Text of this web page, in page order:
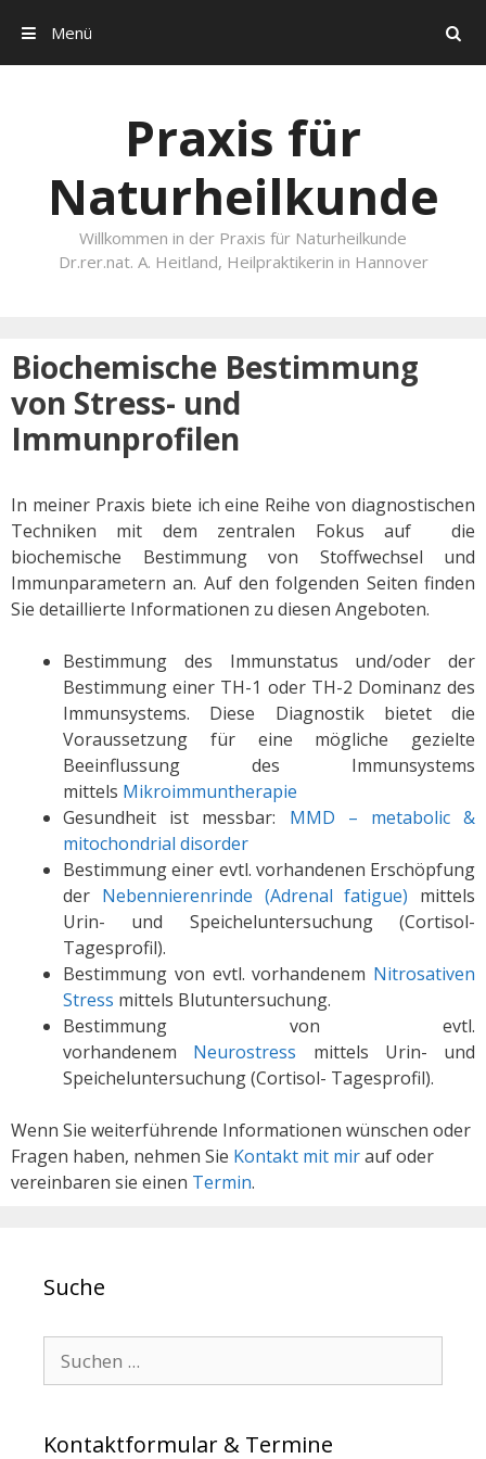
Search
Menü
Praxis für
Naturheilkunde
Willkommen in der Praxis für Naturheilkunde
Dr.rer.nat. A. Heitland, Heilpraktikerin in Hannover
Biochemische Bestimmung
von Stress- und
Immunprofilen
In meiner Praxis biete ich eine Reihe von diagnostischen
Techniken mit dem zentralen Fokus auf die
biochemische Bestimmung von Stoffwechsel und
Immunparametern an. Auf den folgenden Seiten finden
Sie detaillierte Informationen zu diesen Angeboten.
Bestimmung des Immunstatus und/oder der
Bestimmung einer TH-1 oder TH-2 Dominanz des
Immunsystems. Diese Diagnostik bietet die
Voraussetzung für eine mögliche gezielte
Beeinflussung des Immunsystems
mittels Mikroimmuntherapie
Gesundheit ist messbar: MMD – metabolic &
mitochondrial disorder
Bestimmung einer evtl. vorhandenen Erschöpfung
der Nebennierenrinde (Adrenal fatigue) mittels
Urin- und Speicheluntersuchung (Cortisol-
Tagesprofil).
Bestimmung von evtl. vorhandenem Nitrosativen
Stress mittels Blutuntersuchung.
Bestimmung von evtl.
vorhandenem Neurostress mittels Urin- und
Speicheluntersuchung (Cortisol- Tagesprofil).
Wenn Sie weiterführende Informationen wünschen oder
Fragen haben, nehmen Sie Kontakt mit mirauf oder
vereinbaren sie einen Termin.
Suche
Search for:
Kontaktformular & Termine